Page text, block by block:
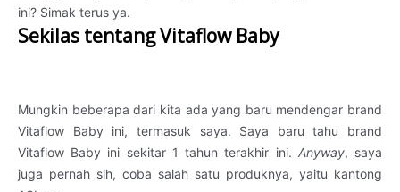
ini? Simak terus ya.
Sekilas tentang Vitaflow Baby
Mungkin beberapa dari kita ada yang baru mendengar brand
Vitaflow Baby ini, termasuk saya. Saya baru tahu brand
Vitaflow Baby ini sekitar 1 tahun terakhir ini. Anyway, saya
juga pernah sih, coba salah satu produknya, yaitu kantong